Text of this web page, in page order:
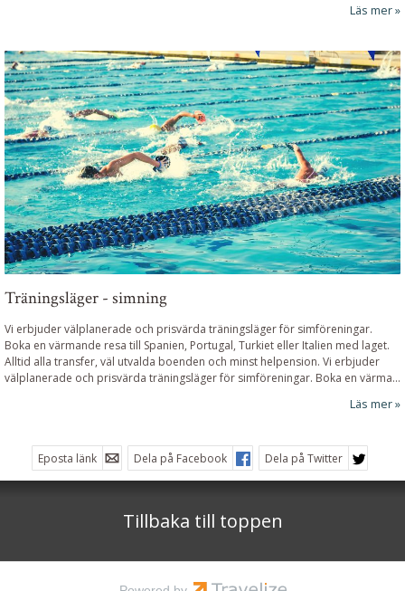
Läs mer
Träningsläger - simning
Vi erbjuder välplanerade och prisvärda träningsläger för simföreningar.
Boka en värmande resa till Spanien, Portugal, Turkiet eller Italien med laget.
Alltid alla transfer, väl utvalda boenden och minst helpension. Vi erbjuder
välplanerade och prisvärda träningsläger för simföreningar. Boka en värma...
Läs mer
Eposta länk Dela på Facebook Dela på Twitter
Tillbaka till toppen